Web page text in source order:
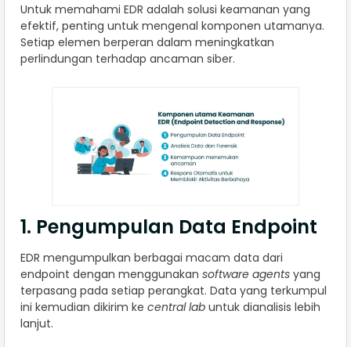
Untuk memahami EDR adalah solusi keamanan yang
efektif, penting untuk mengenal komponen utamanya.
Setiap elemen berperan dalam meningkatkan
perlindungan terhadap ancaman siber.
1. Pengumpulan Data Endpoint
EDR mengumpulkan berbagai macam data dari
endpoint dengan menggunakan software agents yang
terpasang pada setiap perangkat. Data yang terkumpul
ini kemudian dikirim ke central lab untuk dianalisis lebih
lanjut.